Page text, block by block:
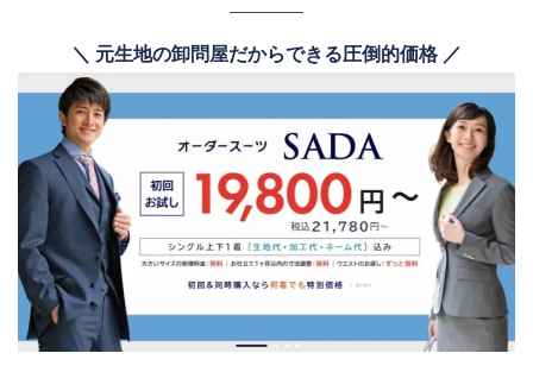
＼ 元生地の卸問屋だからできる圧倒的価格 ／